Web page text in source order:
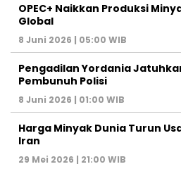
OPEC+ Naikkan Produksi
Global
8 Juni 2026 | 05:00 WIB
Pengadilan Yordania
Pembunuh Polisi
8 Juni 2026 | 01:00 WIB
Harga Minyak Dunia Turun
Iran
29 Mei 2026 | 21:00 WIB